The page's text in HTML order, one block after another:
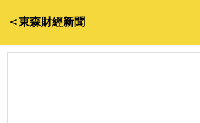
＜東森財經新聞